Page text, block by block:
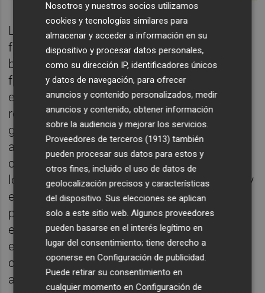
Los nuevos desafíos en consolidación de
fotovoltaica, eólica, hidrógeno,
biocombustibles, almacenamiento,
fabricación de componentes y gestión
eficiente de la demanda tienen hoy
representación en el máximo órgano de
gobierno de Avaesen. Los miembros de la
asociación destacaron la importancia de la
colaboración público-privada para enfrentar
los desafíos energéticos actuales y futuros y
expresaron la urgencia de buscar un camino
para desatascar los centenares de
expedientes de proyectos comprometidos
en la Comunitat Valenciana, que
comprometen la viabilidad de un sector que
aglutina 20.000 empleos verdes.
Nosotros y nuestros socios utilizamos
cookies y tecnologías similares para
almacenar y acceder a información en su
dispositivo y procesar datos personales,
como su dirección IP, identificadores únicos
y datos de navegación, para ofrecer
anuncios y contenido personalizados, medir
anuncios y contenido, obtener información
sobre la audiencia y mejorar los servicios.
Proveedores de terceros (1913) también
pueden procesar sus datos para estos y
otros fines, incluido el uso de datos de
geolocalización precisos y características
del dispositivo. Sus elecciones se aplican
solo a este sitio web. Algunos proveedores
pueden basarse en el interés legítimo en
lugar del consentimiento; tiene derecho a
oponerse enConfiguración de publicidad
Puede retirar su consentimiento en
cualquier momento enConfiguración de